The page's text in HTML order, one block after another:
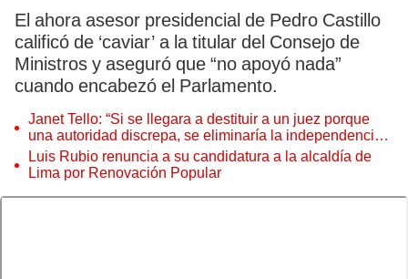
El ahora asesor presidencial de Pedro Castillo
calificó de ‘caviar’ a la titular del Consejo de
Ministros y aseguró que “no apoyó nada”
cuando encabezó el Parlamento.
Janet Tello: “Si se llegara a destituir a un juez porque
una autoridad discrepa, se eliminaría la independencia
judicial”
Luis Rubio renuncia a su candidatura a la alcaldía de
Lima por Renovación Popular